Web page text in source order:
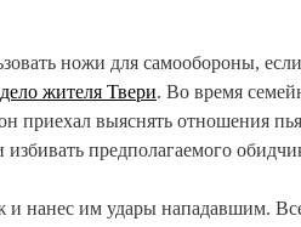
ножи для самообороны,
дело жителя Твери. Во время
приехал выяснять отношения
избивать предполагаемого
и нанес им удары нападавшим.